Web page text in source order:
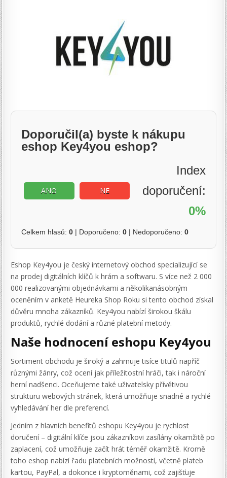
Doporučil(a) byste k nákupu
eshop Key4you eshop?
ANO NE
Index
doporučení:
0%
Celkem hlasů:0 | Doporučeno:0 | Nedoporučeno:0
Eshop Key4you je český internetový obchod specializující se
na prodej digitálních klíčů k hrám a softwaru. S více než 2 000
000 realizovanými objednávkami a několikanásobným
oceněním v anketě Heureka Shop Roku si tento obchod získal
důvěru mnoha zákazníků. Key4you nabízí širokou škálu
produktů, rychlé dodání a různé platební metody.
Naše hodnocení eshopu Key4you
Sortiment obchodu je široký a zahrnuje tisíce titulů napříč
různými žánry, což ocení jak příležitostní hráči, tak i nároční
herní nadšenci. Oceňujeme také uživatelsky přívětivou
strukturu webových stránek, která umožňuje snadné a rychlé
vyhledávání her dle preferencí.
Jedním z hlavních benefitů eshopu Key4you je rychlost
doručení – digitální klíče jsou zákazníkovi zasílány okamžitě po
zaplacení, což umožňuje začít hrát téměř okamžitě. Kromě
toho eshop nabízí řadu platebních možností, včetně plateb
kartou, PayPal, a dokonce i kryptoměnami, což zajišťuje